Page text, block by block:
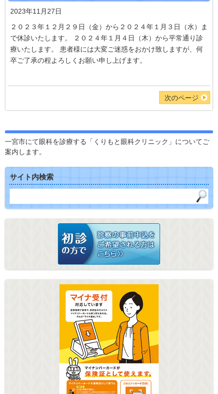
2023年11月27日
２０２３年１２月２９日（金）から２０２４年１月３日（水）ま
で休診いたします。 ２０２４年１月４日（木）から平常通り診
療いたします。 患者様には大変ご迷惑をおかけ致しますが、何
卒ご了承の程よろしくお願い申し上げます。
次のページ
一宮市にて眼科を診療する「くりもと眼科クリニック」についてご
案内します。
サイト内検索